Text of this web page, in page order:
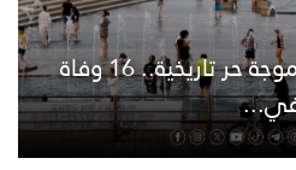
كوريا الجنوبية تواجه موجة حر تاريخية.. 16 وفاة